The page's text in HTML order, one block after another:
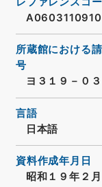
所蔵館における
号
ヨ３１９－０
言語
日本語
資料作成年月日
昭和１９年２